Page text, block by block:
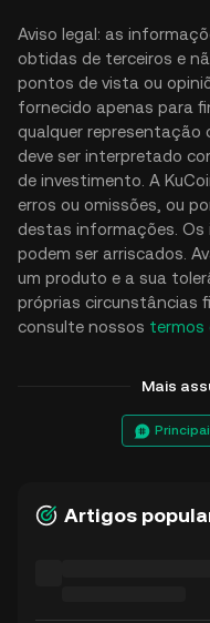
Aviso legal: as
obtidas de terceiros e
pontos de vista ou
fornecido apenas para
qualquer representação
deve ser interpretado
de investimento. A
erros ou omissões, ou
destas informações.
podem ser arriscados.
um produto e a sua
próprias circunstâncias
consulte nossos termos
Mais
Artigos